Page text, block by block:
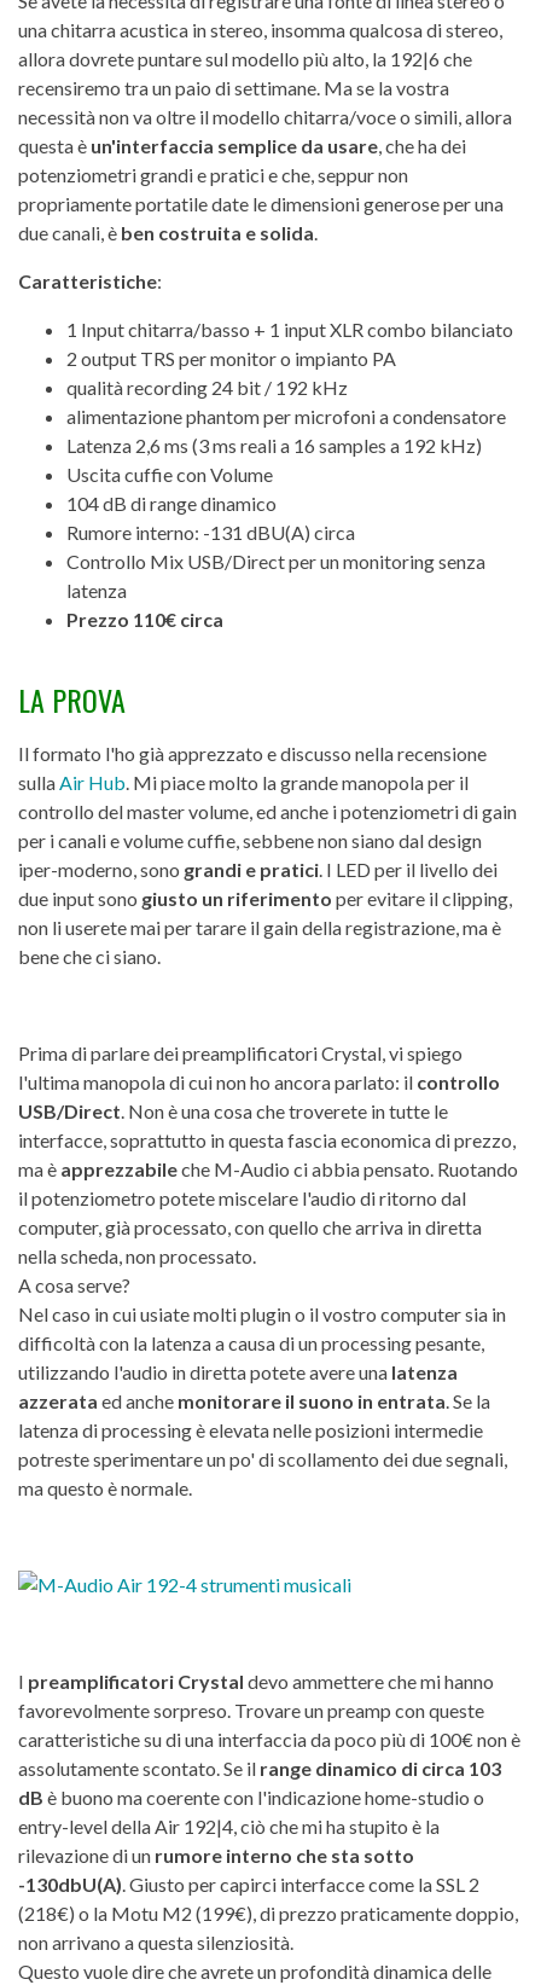
una chitarra acustica in stereo, insomma qualcosa di stereo,
allora dovrete puntare sul modello più alto, la 192|6 che
recensiremo tra un paio di settimane. Ma se la vostra
necessità non va oltre il modello chitarra/voce o simili, allora
questa è un'interfaccia semplice da usare, che ha dei
potenziometri grandi e pratici e che, seppur non
propriamente portatile date le dimensioni generose per una
due canali, è ben costruita e solida.
Caratteristiche:
1 Input chitarra/basso + 1 input XLR combo bilanciato
2 output TRS per monitor o impianto PA
qualità recording 24 bit / 192 kHz
alimentazione phantom per microfoni a condensatore
Latenza 2,6 ms (3 ms reali a 16 samples a 192 kHz)
Uscita cuffie con Volume
104 dB di range dinamico
Rumore interno: -131 dBU(A) circa
Controllo Mix USB/Direct per un monitoring senza
latenza
Prezzo 110€ circa
LA PROVA
Il formato l'ho già apprezzato e discusso nella recensione
sullaAir Hub. Mi piace molto la grande manopola per il
controllo del master volume, ed anche i potenziometri di gain
per i canali e volume cuffie, sebbene non siano dal design
iper-moderno, sono grandi e pratici. I LED per il livello dei
due input sono giusto un riferimento per evitare il clipping,
non li userete mai per tarare il gain della registrazione, ma è
bene che ci siano.
Prima di parlare dei preamplificatori Crystal, vi spiego
l'ultima manopola di cui non ho ancora parlato: il controllo
USB/Direct. Non è una cosa che troverete in tutte le
interfacce, soprattutto in questa fascia economica di prezzo,
ma è apprezzabileche M-Audio ci abbia pensato. Ruotando
il potenziometro potete miscelare l'audio di ritorno dal
computer, già processato, con quello che arriva in diretta
nella scheda, non processato.
A cosa serve?
Nel caso in cui usiate molti plugin o il vostro computer sia in
difficoltà con la latenza a causa di un processing pesante,
utilizzando l'audio in diretta potete avere una latenza
azzerata ed anche monitorare il suono in entrata. Se la
latenza di processing è elevata nelle posizioni intermedie
potreste sperimentare un po' di scollamento dei due segnali,
ma questo è normale.
I preamplificatori Crystal devo ammettere che mi hanno
favorevolmente sorpreso. Trovare un preamp con queste
caratteristiche su di una interfaccia da poco più di 100€ non è
assolutamente scontato. Se il range dinamico di circa 103
dB è buono ma coerente con l'indicazione home-studio o
entry-level della Air 192|4, ciò che mi ha stupito è la
rilevazione di un rumore interno che sta sotto
-130dbU(A). Giusto per capirci interfacce come la SSL 2
(218€) o la Motu M2 (199€), di prezzo praticamente doppio,
non arrivano a questa silenziosità.
Questo vuole dire che avrete un profondità dinamica delle